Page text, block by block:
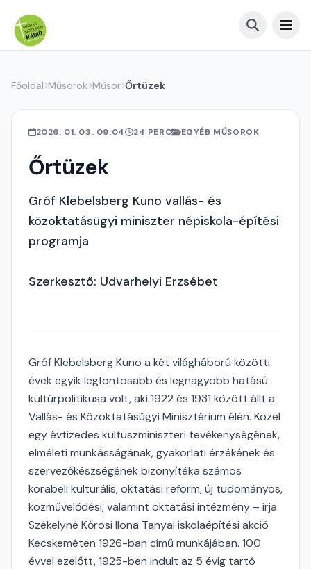
Főoldal Műsorok Műsor Őrtüzek
2026. 01. 03. 09:04 24 PERC EGYÉB MŰSOROK
Őrtüzek
Gróf Klebelsberg Kuno vallás- és
közoktatásügyi miniszter népiskola-építési
programja
Szerkesztő: Udvarhelyi Erzsébet
Gróf Klebelsberg Kuno a két világháború közötti
évek egyik legfontosabb és legnagyobb hatású
kultúrpolitikusa volt, aki 1922 és 1931 között állt a
Vallás- és Közoktatásügyi Minisztérium élén. Közel
egy évtizedes kultuszminiszteri tevékenységének,
elméleti munkásságának, gyakorlati érzékének és
szervezőkészségének bizonyítéka számos
korabeli kulturális, oktatási reform, új tudományos,
közművelődési, valamint oktatási intézmény – írja
Székelyné Kőrösi Ilona Tanyai iskolaépítési akció
Kecskeméten 1926-ban című munkájában. 100
évvel ezelőtt, 1925-ben indult az 5 évig tartó